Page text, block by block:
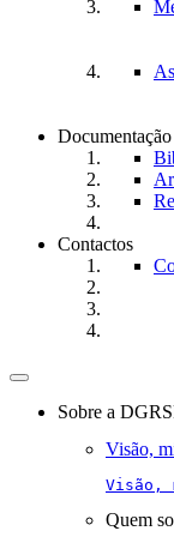
Contactos
Toggle
navigationSobre a
Visão,
Visão,
Quem